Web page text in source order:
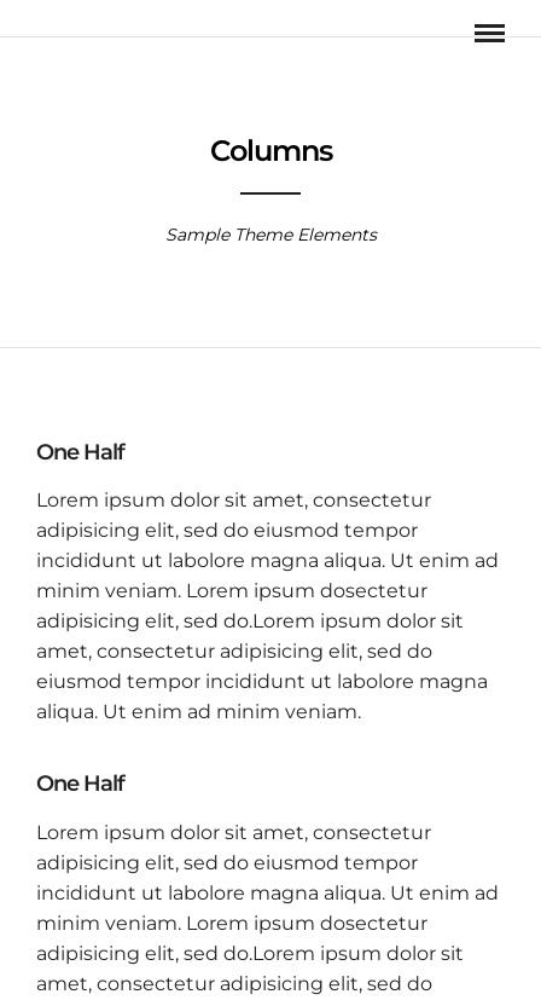
Columns
Sample Theme Elements
One Half
Lorem ipsum dolor sit amet, consectetur
adipisicing elit, sed do eiusmod tempor
incididunt ut labolore magna aliqua. Ut enim ad
minim veniam. Lorem ipsum dosectetur
adipisicing elit, sed do.Lorem ipsum dolor sit
amet, consectetur adipisicing elit, sed do
eiusmod tempor incididunt ut labolore magna
aliqua. Ut enim ad minim veniam.
One Half
Lorem ipsum dolor sit amet, consectetur
adipisicing elit, sed do eiusmod tempor
incididunt ut labolore magna aliqua. Ut enim ad
minim veniam. Lorem ipsum dosectetur
adipisicing elit, sed do.Lorem ipsum dolor sit
amet, consectetur adipisicing elit, sed do